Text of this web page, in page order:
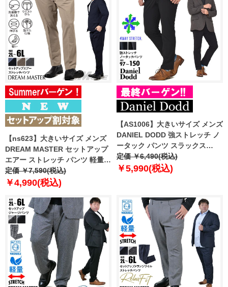
【ns623】大きいサイズ メンズ
DREAM MASTER セットアップ
エアー ストレッチ パンツ 軽量
ウォッシャブル スマリラ 春夏新
作 azs26342-sp 【fre】
定価 ￥7,590(税込)
￥4,990(税込)
【AS1006】大きいサイズ メンズ
DANIEL DODD 強ストレッチ ノ
ータック パンツ スラックス
azsl-230601
定価 ￥6,490(税込)
￥5,990(税込)